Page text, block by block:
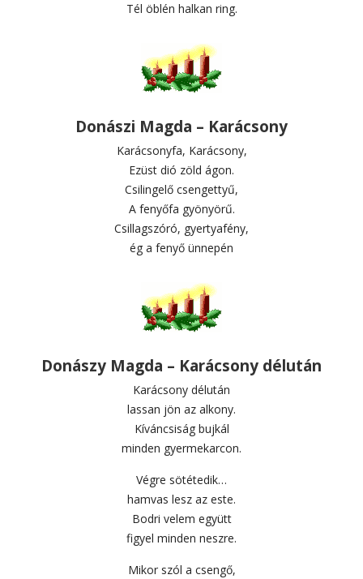
Tél öblén halkan ring.
Donászi Magda – Karácsony
Karácsonyfa, Karácsony,
Ezüst dió zöld ágon.
Csilingelő csengettyű,
A fenyőfa gyönyörű.
Csillagszóró, gyertyafény,
ég a fenyő ünnepén
Donászy Magda – Karácsony délután
Karácsony délután
lassan jön az alkony.
Kíváncsiság bujkál
minden gyermekarcon.
Végre sötétedik…
hamvas lesz az este.
Bodri velem együtt
figyel minden neszre.
Mikor szól a csengő,